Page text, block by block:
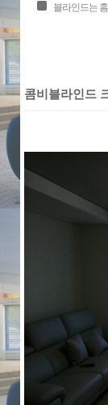
블라인드는
콤비블라인드